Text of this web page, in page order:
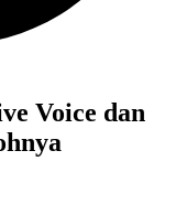
Voice dan